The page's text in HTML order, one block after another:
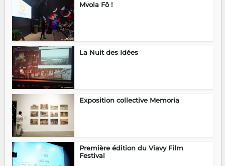
Mvola Fô !
La Nuit des Idées
Exposition collective Memoria
Première édition du Viavy Film
Festival